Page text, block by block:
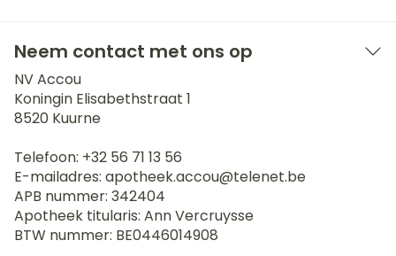
Neem contact met ons op
NV Accou
Koningin Elisabethstraat 1
8520 Kuurne
Telefoon: +32 56 71 13 56
E-mailadres: apotheek.accou@telenet.be
APB nummer: 342404
Apotheek titularis: Ann Vercruysse
BTW nummer: BE0446014908